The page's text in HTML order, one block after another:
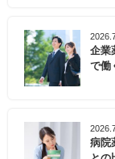
企業
で働
病院